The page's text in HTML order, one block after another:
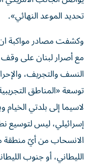
تحديد الموعد النهائي».
وكشفت مصادر مواكبة
مع أصرار لبنان على
النسف والتجريف،
توسعة «المناطق
لاسيما إلى بلدتي
إسرائيلي، ليس لتوسيع
الانسحاب من أيّ منطقة
الليطاني، أو جنوب